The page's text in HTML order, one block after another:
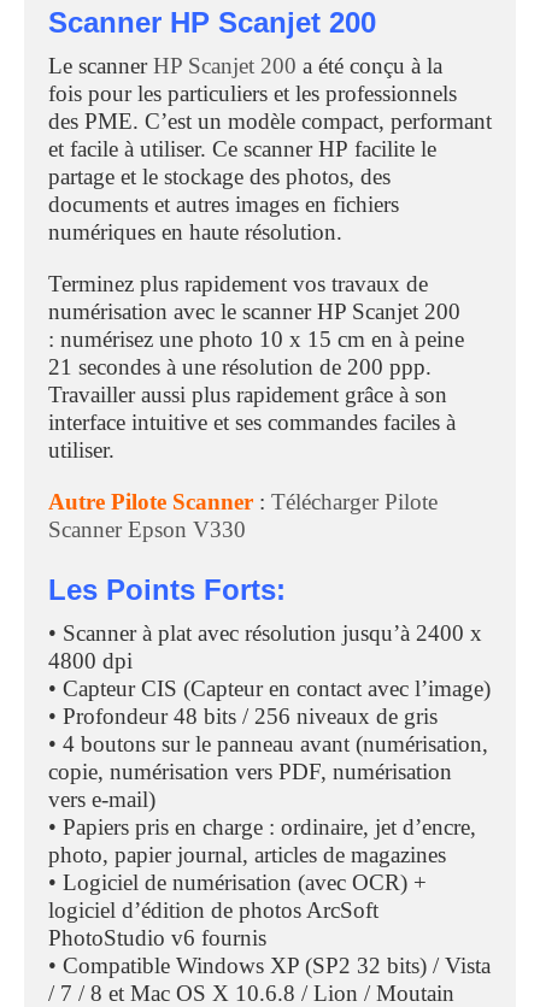
Scanner HP Scanjet 200
Le scannerHP Scanjet 200 a été conçu à la
fois pour les particuliers et les professionnels
des PME. C’est un modèle compact, performant
et facile à utiliser. Ce scanner HP facilite le
partage et le stockage des photos, des
documents et autres images en fichiers
numériques en haute résolution.
Terminez plus rapidement vos travaux de
numérisation avec le scanner HP Scanjet 200
: numérisez une photo 10 x 15 cm en à peine
21 secondes à une résolution de 200 ppp.
Travailler aussi plus rapidement grâce à son
interface intuitive et ses commandes faciles à
utiliser.
Autre Pilote Scanner : Télécharger Pilote
Scanner Epson V330
Les Points Forts:
• Scanner à plat avec résolution jusqu’à 2400 x
4800 dpi
• Capteur CIS (Capteur en contact avec l’image)
• Profondeur 48 bits / 256 niveaux de gris
• 4 boutons sur le panneau avant (numérisation,
copie, numérisation vers PDF, numérisation
vers e-mail)
• Papiers pris en charge : ordinaire, jet d’encre,
photo, papier journal, articles de magazines
• Logiciel de numérisation (avec OCR) +
logiciel d’édition de photos ArcSoft
PhotoStudio v6 fournis
• Compatible Windows XP (SP2 32 bits) / Vista
/ 7 / 8 et Mac OS X 10.6.8 / Lion / Moutain